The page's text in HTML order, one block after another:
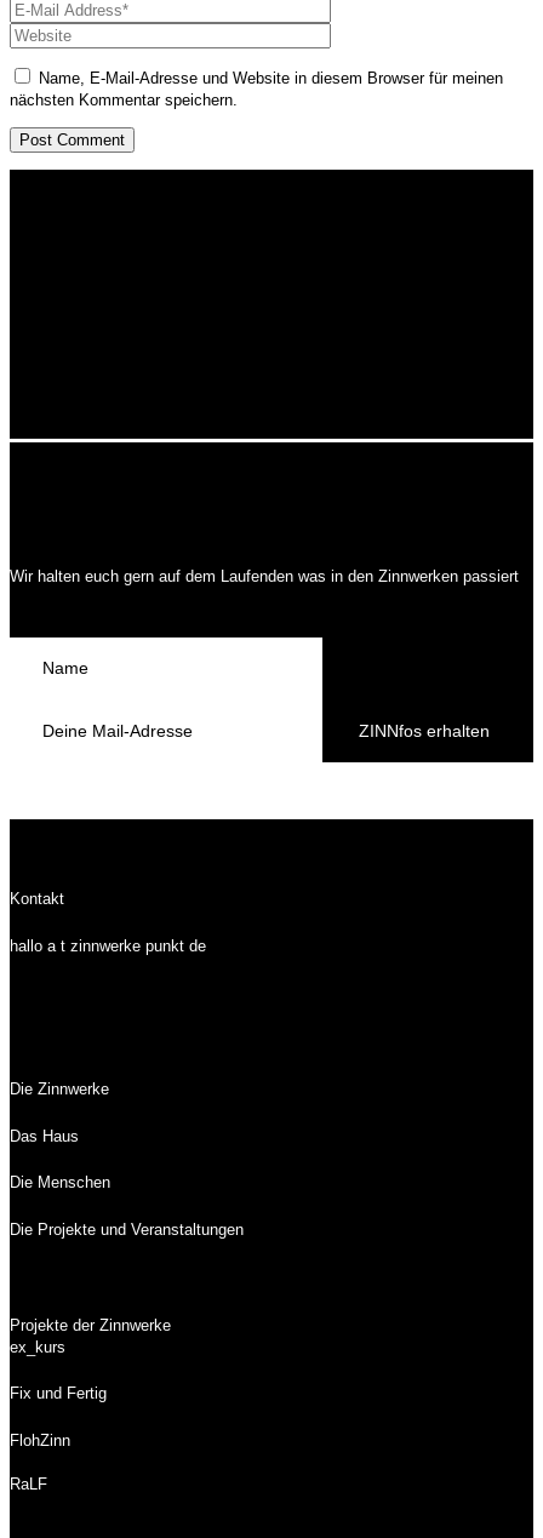
Name, E-Mail-Adresse und Website in diesem Browser für meinen
nächsten Kommentar speichern.
Wir halten euch gern auf dem Laufenden was in den Zinnwerken passiert
ZINNfos erhalten
Kontakt
hallo a t zinnwerke punkt de
Die Zinnwerke
Das Haus
Die Menschen
Die Projekte und Veranstaltungen
Projekte der Zinnwerke
ex_kurs
Fix und Fertig
FlohZinn
RaLF